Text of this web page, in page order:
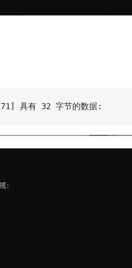
具有 32 字节的数据: